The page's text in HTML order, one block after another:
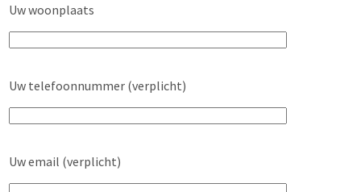
Uw woonplaats
Uw telefoonnummer (verplicht)
Uw email (verplicht)